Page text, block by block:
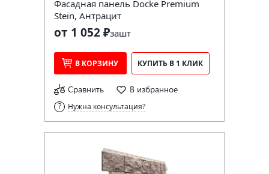
Фасадная панель Docke Premium
Stein, Антрацит
от 1 052 ₽зашт
В КОРЗИНУ КУПИТЬ В 1 КЛИК
Сравнить В избранное
Нужна консультация?